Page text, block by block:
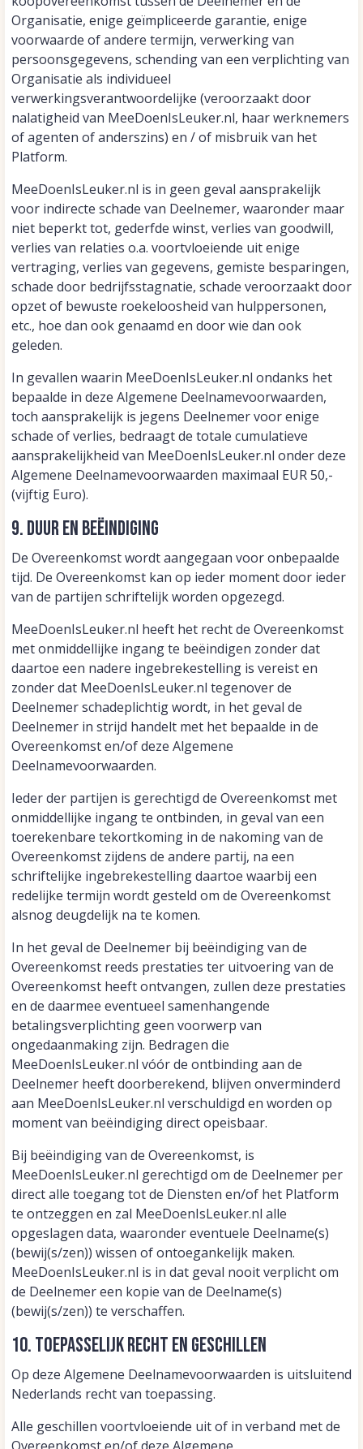
Organisatie, enige geïmpliceerde garantie, enige
voorwaarde of andere termijn, verwerking van
persoonsgegevens, schending van een verplichting van
Organisatie als individueel
verwerkingsverantwoordelijke (veroorzaakt door
nalatigheid van MeeDoenIsLeuker.nl, haar werknemers
of agenten of anderszins) en / of misbruik van het
Platform.
MeeDoenIsLeuker.nl is in geen geval aansprakelijk
voor indirecte schade van Deelnemer, waaronder maar
niet beperkt tot, gederfde winst, verlies van goodwill,
verlies van relaties o.a. voortvloeiende uit enige
vertraging, verlies van gegevens, gemiste besparingen,
schade door bedrijfsstagnatie, schade veroorzaakt door
opzet of bewuste roekeloosheid van hulppersonen,
etc., hoe dan ook genaamd en door wie dan ook
geleden.
In gevallen waarin MeeDoenIsLeuker.nl ondanks het
bepaalde in deze Algemene Deelnamevoorwaarden,
toch aansprakelijk is jegens Deelnemer voor enige
schade of verlies, bedraagt de totale cumulatieve
aansprakelijkheid van MeeDoenIsLeuker.nl onder deze
Algemene Deelnamevoorwaarden maximaal EUR 50,-
(vijftig Euro).
9. Duur en beëindiging
De Overeenkomst wordt aangegaan voor onbepaalde
tijd. De Overeenkomst kan op ieder moment door ieder
van de partijen schriftelijk worden opgezegd.
MeeDoenIsLeuker.nl heeft het recht de Overeenkomst
met onmiddellijke ingang te beëindigen zonder dat
daartoe een nadere ingebrekestelling is vereist en
zonder dat MeeDoenIsLeuker.nl tegenover de
Deelnemer schadeplichtig wordt, in het geval de
Deelnemer in strijd handelt met het bepaalde in de
Overeenkomst en/of deze Algemene
Deelnamevoorwaarden.
Ieder der partijen is gerechtigd de Overeenkomst met
onmiddellijke ingang te ontbinden, in geval van een
toerekenbare tekortkoming in de nakoming van de
Overeenkomst zijdens de andere partij, na een
schriftelijke ingebrekestelling daartoe waarbij een
redelijke termijn wordt gesteld om de Overeenkomst
alsnog deugdelijk na te komen.
In het geval de Deelnemer bij beëindiging van de
Overeenkomst reeds prestaties ter uitvoering van de
Overeenkomst heeft ontvangen, zullen deze prestaties
en de daarmee eventueel samenhangende
betalingsverplichting geen voorwerp van
ongedaanmaking zijn. Bedragen die
MeeDoenIsLeuker.nl vóór de ontbinding aan de
Deelnemer heeft doorberekend, blijven onverminderd
aan MeeDoenIsLeuker.nl verschuldigd en worden op
moment van beëindiging direct opeisbaar.
Bij beëindiging van de Overeenkomst, is
MeeDoenIsLeuker.nl gerechtigd om de Deelnemer per
direct alle toegang tot de Diensten en/of het Platform
te ontzeggen en zal MeeDoenIsLeuker.nl alle
opgeslagen data, waaronder eventuele Deelname(s)
(bewij(s/zen)) wissen of ontoegankelijk maken.
MeeDoenIsLeuker.nl is in dat geval nooit verplicht om
de Deelnemer een kopie van de Deelname(s)
(bewij(s/zen)) te verschaffen.
10. Toepasselijk recht en geschillen
Op deze Algemene Deelnamevoorwaarden is uitsluitend
Nederlands recht van toepassing.
Alle geschillen voortvloeiende uit of in verband met de